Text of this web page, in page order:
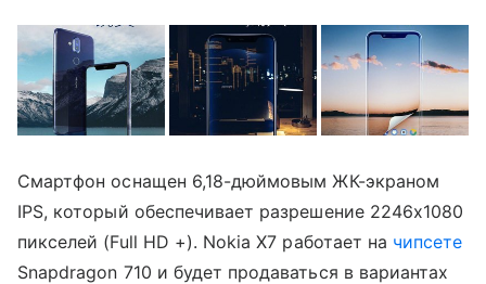
Смартфон оснащен 6,18-дюймовым ЖК-экраном
IPS, который обеспечивает разрешение 2246x1080
пикселей (Full HD +). Nokia X7 работает на чипсете
Snapdragon 710 и будет продаваться в вариантах